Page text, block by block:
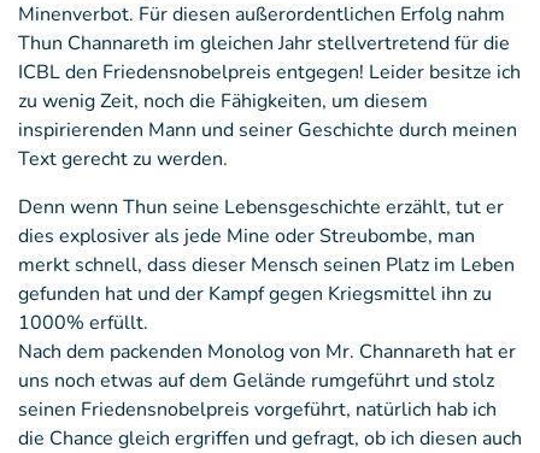
Minenverbot. Für diesen außerordentlichen Erfolg nahm
Thun Channareth im gleichen Jahr stellvertretend für die
ICBL den Friedensnobelpreis entgegen! Leider besitze ich
zu wenig Zeit, noch die Fähigkeiten, um diesem
inspirierenden Mann und seiner Geschichte durch meinen
Text gerecht zu werden.
Denn wenn Thun seine Lebensgeschichte erzählt, tut er
dies explosiver als jede Mine oder Streubombe, man
merkt schnell, dass dieser Mensch seinen Platz im Leben
gefunden hat und der Kampf gegen Kriegsmittel ihn zu
1000% erfüllt.
Nach dem packenden Monolog von Mr. Channareth hat er
uns noch etwas auf dem Gelände rumgeführt und stolz
seinen Friedensnobelpreis vorgeführt, natürlich hab ich
die Chance gleich ergriffen und gefragt, ob ich diesen auch